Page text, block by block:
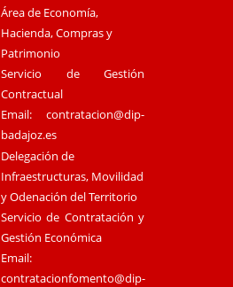
Área de Economía,
Hacienda, Compras y
Patrimonio
Servicio de Gestión
Contractual
Email:contratacion@dip-
badajoz.es
Delegación de
Infraestructuras, Movilidad
y Odenación del Territorio
Servicio de Contratación y
Gestión Económica
Email:
contratacionfomento@dip-